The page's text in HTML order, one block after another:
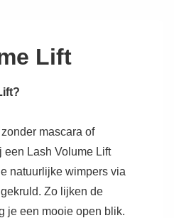
Lift
mascara of
Lash Volume Lift
natuurlijke wimpers via
Zo lijken de
je een mooie open blik.